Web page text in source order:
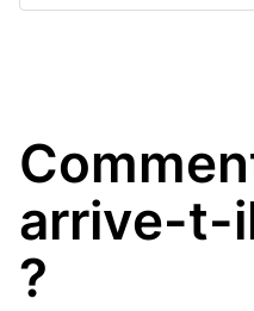
arrive-t-
?